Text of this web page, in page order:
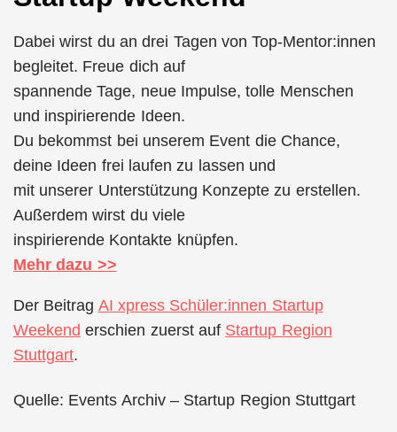
Dabei wirst du an drei Tagen von Top-Mentor:innen
begleitet. Freue dich auf
spannende Tage, neue Impulse, tolle Menschen
und inspirierende Ideen.
Du bekommst bei unserem Event die Chance,
deine Ideen frei laufen zu lassen und
mit unserer Unterstützung Konzepte zu erstellen.
Außerdem wirst du viele
inspirierende Kontakte knüpfen.
Mehr dazu >>
Der Beitrag AI xpress Schüler:innen Startup
Weekend erschien zuerst auf Startup Region
Stuttgart.
Quelle: Events Archiv – Startup Region Stuttgart